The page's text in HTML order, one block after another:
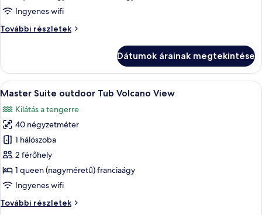
Suite
outdoor
Tub
Ingyenes wifi
További részletek
Honeymoon
Volcano
View
további
Dátumok árainak megtekintése
A
következő
szoba
összes
képének
megtekintése:
Master
Suite
outdoor
Tub
Egy erkély, melynek része egy kőfal,
13
Master Suite outdoor Tub Volcano View
Kilátás a tengerre
40 négyzetméter
1 hálószoba
2 férőhely
1 queen (nagyméretű) franciaágy
Ingyenes wifi
További részletek
Master